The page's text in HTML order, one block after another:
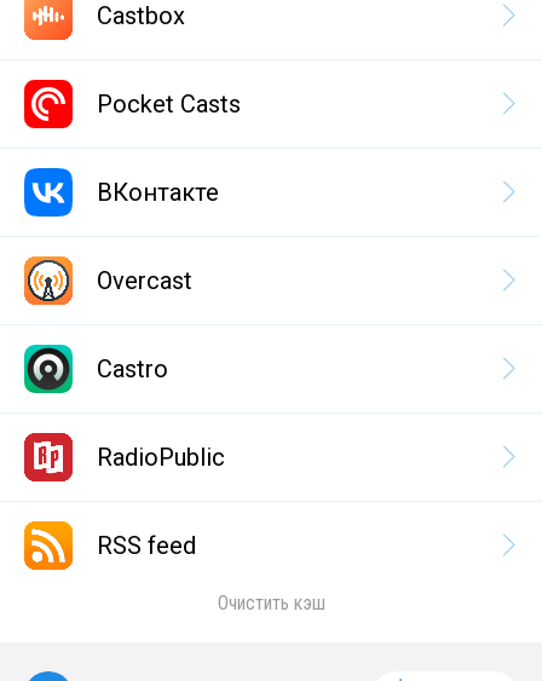
Castbox
Pocket Casts
ВКонтакте
Overcast
Castro
RadioPublic
RSS feed
Очистить кэш